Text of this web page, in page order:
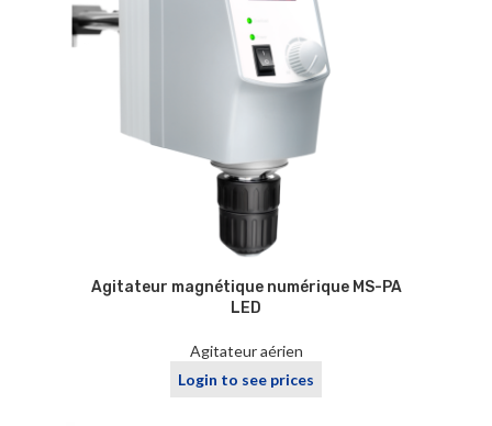
Agitateur magnétique numérique MS-PA
LED
Agitateur aérien
Login to see prices